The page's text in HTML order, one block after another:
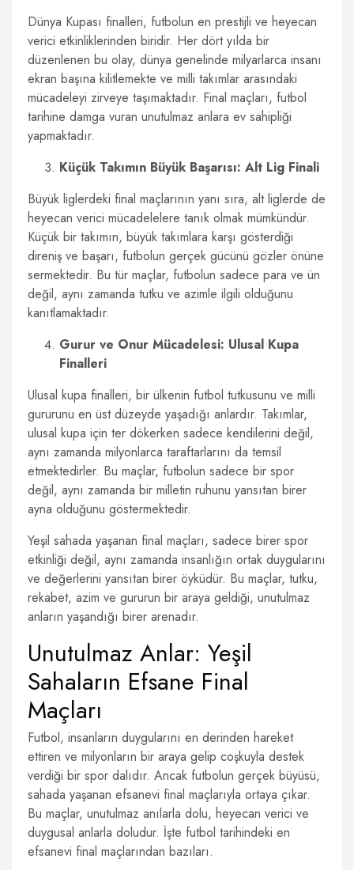
Dünya Kupası finalleri, futbolun en prestijli ve heyecan
verici etkinliklerinden biridir. Her dört yılda bir
düzenlenen bu olay, dünya genelinde milyarlarca insanı
ekran başına kilitlemekte ve milli takımlar arasındaki
mücadeleyi zirveye taşımaktadır. Final maçları, futbol
tarihine damga vuran unutulmaz anlara ev sahipliği
yapmaktadır.
Küçük Takımın Büyük Başarısı: Alt Lig Finali
Büyük liglerdeki final maçlarının yanı sıra, alt liglerde de
heyecan verici mücadelelere tanık olmak mümkündür.
Küçük bir takımın, büyük takımlara karşı gösterdiği
direniş ve başarı, futbolun gerçek gücünü gözler önüne
sermektedir. Bu tür maçlar, futbolun sadece para ve ün
değil, aynı zamanda tutku ve azimle ilgili olduğunu
kanıtlamaktadır.
Gurur ve Onur Mücadelesi: Ulusal Kupa
Finalleri
Ulusal kupa finalleri, bir ülkenin futbol tutkusunu ve milli
gururunu en üst düzeyde yaşadığı anlardır. Takımlar,
ulusal kupa için ter dökerken sadece kendilerini değil,
aynı zamanda milyonlarca taraftarlarını da temsil
etmektedirler. Bu maçlar, futbolun sadece bir spor
değil, aynı zamanda bir milletin ruhunu yansıtan birer
ayna olduğunu göstermektedir.
Yeşil sahada yaşanan final maçları, sadece birer spor
etkinliği değil, aynı zamanda insanlığın ortak duygularını
ve değerlerini yansıtan birer öyküdür. Bu maçlar, tutku,
rekabet, azim ve gururun bir araya geldiği, unutulmaz
anların yaşandığı birer arenadır.
Unutulmaz Anlar: Yeşil
Sahaların Efsane Final
Maçları
Futbol, insanların duygularını en derinden hareket
ettiren ve milyonların bir araya gelip coşkuyla destek
verdiği bir spor dalıdır. Ancak futbolun gerçek büyüsü,
sahada yaşanan efsanevi final maçlarıyla ortaya çıkar.
Bu maçlar, unutulmaz anılarla dolu, heyecan verici ve
duygusal anlarla doludur. İşte futbol tarihindeki en
efsanevi final maçlarından bazıları.